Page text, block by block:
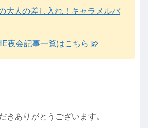
大人の差し入れ！キャラメルバ
夜会記事一覧はこちら
きありがとうございます。